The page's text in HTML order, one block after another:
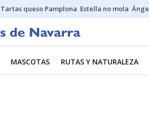
Tartas queso Pamplona Estella no mola
MASCOTAS RUTAS Y NATURALEZA